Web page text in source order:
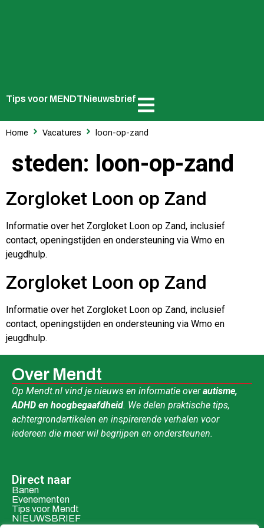
Tips voor MENDTNieuwsbrief
Home Vacatures loon-op-zand
steden: loon-op-zand
Zorgloket Loon op Zand
Informatie over het Zorgloket Loon op Zand, inclusief
contact, openingstijden en ondersteuning via Wmo en
jeugdhulp.
Zorgloket Loon op Zand
Informatie over het Zorgloket Loon op Zand, inclusief
contact, openingstijden en ondersteuning via Wmo en
jeugdhulp.
Over Mendt
Op Mendt.nl vind je nieuws en informatie overautisme,
ADHD en hoogbegaafdheid. We delen praktische tips,
achtergrondartikelen en inspirerende verhalen voor
iedereen die meer wil begrijpen en ondersteunen.
Direct naar
Banen
Evenementen
Tips voor Mendt
NIEUWSBRIEF